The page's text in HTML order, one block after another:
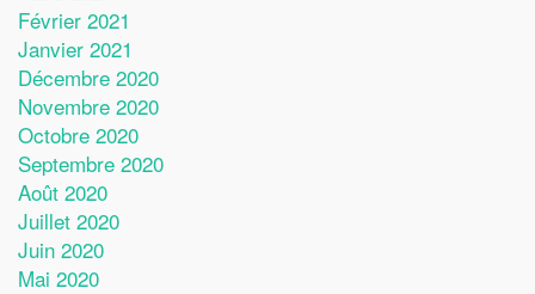
Février 2021
Janvier 2021
Décembre 2020
Novembre 2020
Octobre 2020
Septembre 2020
Août 2020
Juillet 2020
Juin 2020
Mai 2020